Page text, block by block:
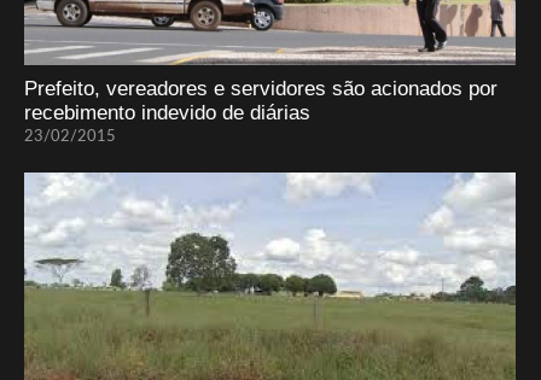
Prefeito, vereadores e servidores são acionados por
recebimento indevido de diárias
23/02/2015